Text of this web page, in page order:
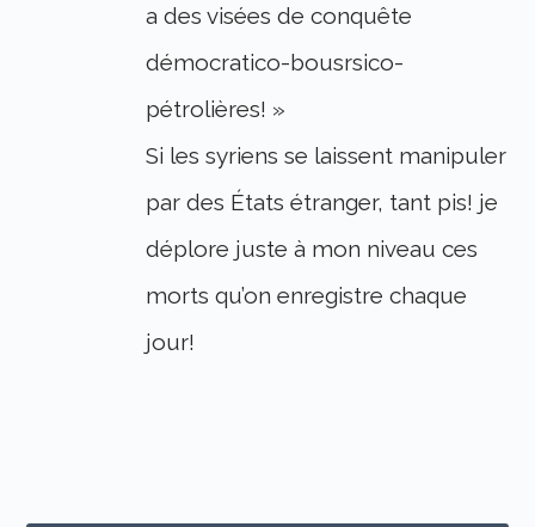
a des visées de conquête
démocratico-bousrsico-
pétrolières! »
Si les syriens se laissent manipuler
par des États étranger, tant pis! je
déplore juste à mon niveau ces
morts qu’on enregistre chaque
jour!